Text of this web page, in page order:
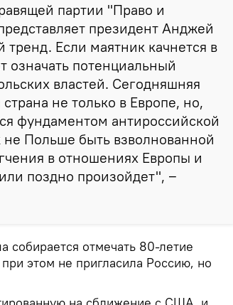
партии "Право и
президент Анджей
тренд. Если маятник качнется в
означать потенциальный
властей. Сегодняшняя
не только в Европе, но,
фундаментом антироссийской
Польше быть взволнованной
в отношениях Европы и
поздно произойдет", ‒
собирается отмечать 80-летие
этом не пригласила Россию, но